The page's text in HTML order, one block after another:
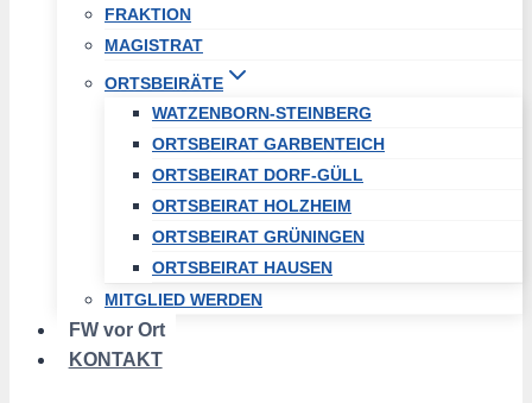
FRAKTION
MAGISTRAT
ORTSBEIRÄTE
WATZENBORN-STEINBERG
ORTSBEIRAT GARBENTEICH
ORTSBEIRAT DORF-GÜLL
ORTSBEIRAT HOLZHEIM
ORTSBEIRAT GRÜNINGEN
ORTSBEIRAT HAUSEN
MITGLIED WERDEN
FW vor Ort
KONTAKT